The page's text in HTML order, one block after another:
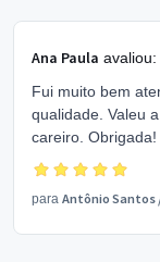
Ana Paula avaliou:
Fui muito bem
qualidade. Valeu
careiro. Obrigada!
para Antônio Santos